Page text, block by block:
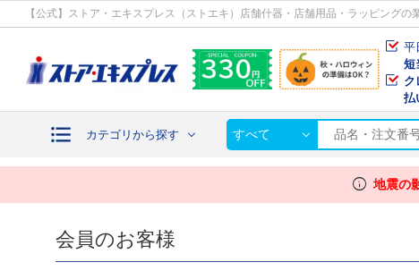
【公式】ストア・エキスプレス（ストエキ）店舗什器・店舗用品・ラッピングの
平
短
ク
払
カテゴリから探す すべて
info 地震の
会員のお客様